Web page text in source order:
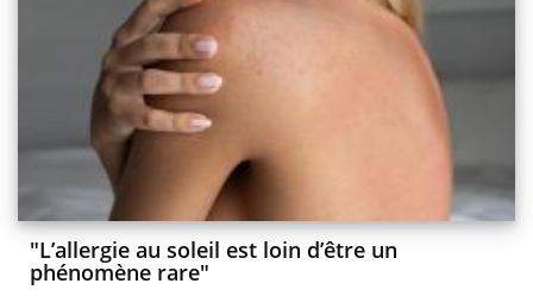
"L’allergie au soleil est loin d’être un
phénomène rare"